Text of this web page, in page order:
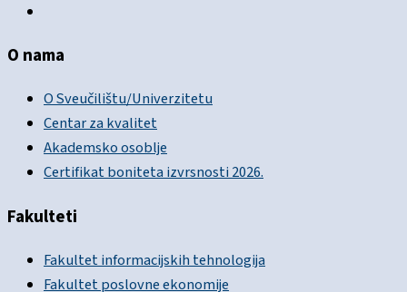
O nama
O Sveučilištu/Univerzitetu
Centar za kvalitet
Akademsko osoblje
Certifikat boniteta izvrsnosti 2026.
Fakulteti
Fakultet informacijskih tehnologija
Fakultet poslovne ekonomije